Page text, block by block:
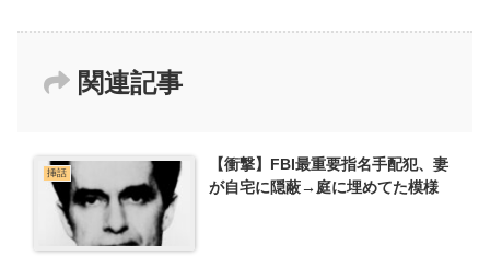
関連記事
挿話
【衝撃】FBI最重要指名手配犯、妻
が自宅に隠蔽→庭に埋めてた模様